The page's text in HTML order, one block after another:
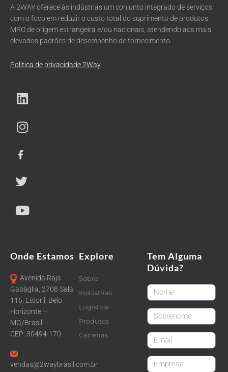
A 2WAY oferece às indústrias um conjunto integrado de serviços
com o foco em reduzir o custo total do suprimento de produtos
MRO de origem estrangeira e/ou nacionais, atendendo aos mais
elevados padrões de desempenho de fornecimento.
Política de privacidade 2Way
Onde Estamos
Avenida Raja
Gabáglia, 2708 Sala
115, Estoril, Belo
Horizonte –
MG/Brasil.
CEP: 30494-170
vendas@2waybrasil.com.br
Explore
Sobre
Indústrias
Logística
Produtos
Carreiras
Tem Alguma
Dúvida?
FirstName
LastName
email
CompanyName